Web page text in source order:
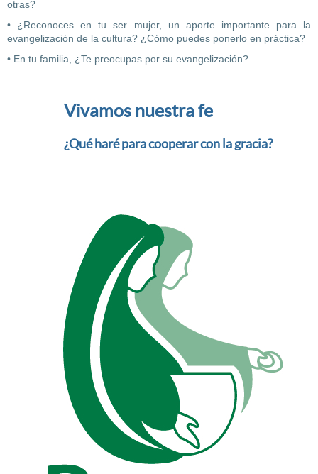
otras?
• ¿Reconoces en tu ser mujer, un aporte importante para la
evangelización de la cultura? ¿Cómo puedes ponerlo en práctica?
• En tu familia, ¿Te preocupas por su evangelización?
Vivamos nuestra fe
¿Qué haré para cooperar con la gracia?